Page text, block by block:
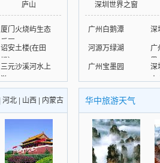
庐山
厦门火烧屿生态
乐园
诏安土楼(在田
三元沙溪河水上
游
深圳世界之窗
广州白鹅潭 深
河源万绿湖
广
界
广州宝墨园
深
中
河北 山西 内蒙古 华中旅游天气